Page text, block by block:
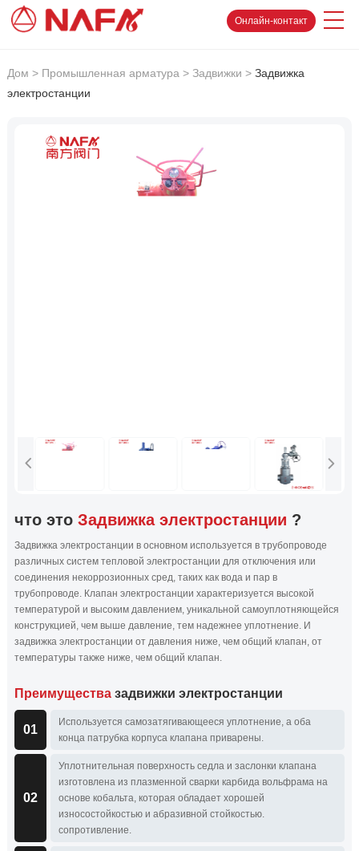
Онлайн-контакт
Дом > Промышленная арматура > Задвижки > Задвижка
электростанции
что это Задвижка электростанции ?
Задвижка электростанции в основном используется в трубопроводе
различных систем тепловой электростанции для отключения или
соединения некоррозионных сред, таких как вода и пар в
трубопроводе. Клапан электростанции характеризуется высокой
температурой и высоким давлением, уникальной самоуплотняющейся
конструкцией, чем выше давление, тем надежнее уплотнение. И
задвижка электростанции от давления ниже, чем общий клапан, от
температуры также ниже, чем общий клапан.
Преимуществазадвижки электростанции
01
Используется самозатягивающееся уплотнение, а оба
конца патрубка корпуса клапана приварены.
02
Уплотнительная поверхность седла и заслонки клапана
изготовлена из плазменной сварки карбида вольфрама на
основе кобальта, которая обладает хорошей
износостойкостью и абразивной стойкостью.
сопротивление.